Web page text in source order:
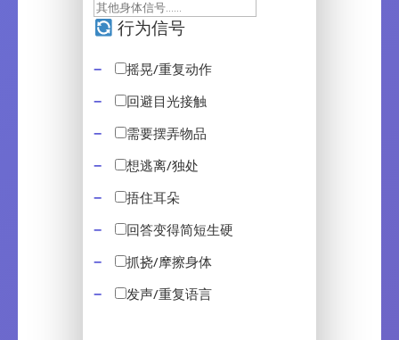
行为信号
摇晃/重复动作
回避目光接触
需要摆弄物品
想逃离/独处
捂住耳朵
回答变得简短生硬
抓挠/摩擦身体
发声/重复语言